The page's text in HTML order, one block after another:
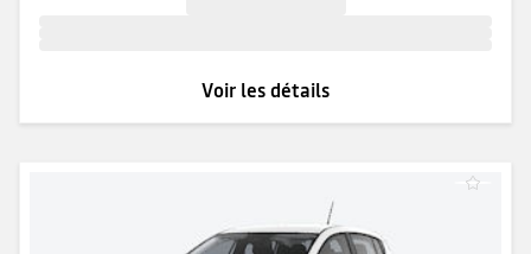
Voir les détails